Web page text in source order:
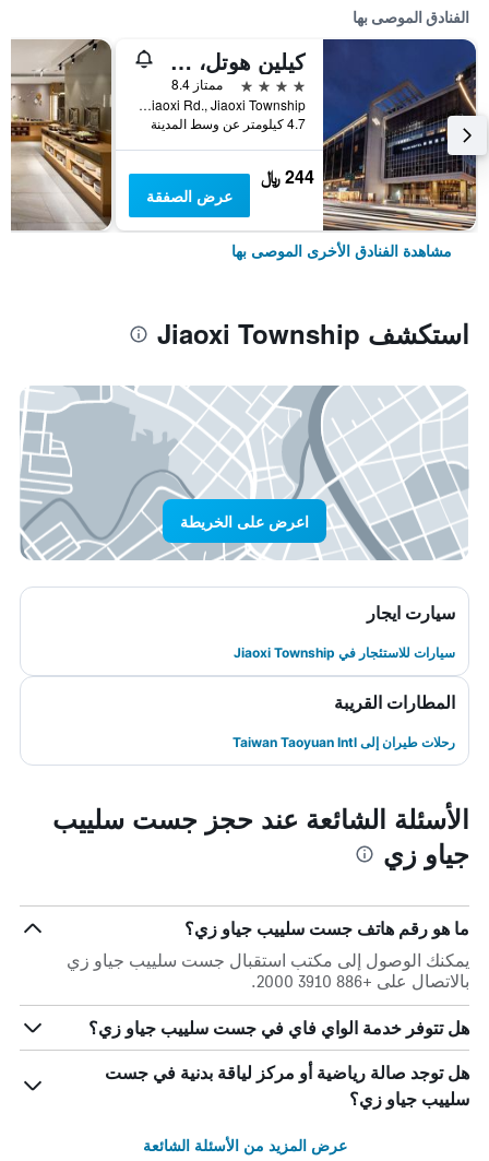
الفنادق الموصى بها
كيلين هوتل، جياوشي
4 نجوم
ممتاز 8.4
No.116, Sec. 5, Jiaoxi Rd., Jiaoxi Township, تايوان
4.7 كيلومتر عن وسط المدينة
244 ﷼
عرض الصفقة
مشاهدة الفنادق الأخرى الموصى بها
استكشف Jiaoxi Township
اعرض على الخريطة
سيارت ايجار
سيارات للاستئجار في Jiaoxi Township
المطارات القريبة
رحلات طيران إلى Taiwan Taoyuan Intl
الأسئلة الشائعة عند حجز جست سلييب
جياو زي
ما هو رقم هاتف جست سلييب جياو زي؟
يمكنك الوصول إلى مكتب استقبال جست سلييب جياو زي
بالاتصال على +886 3910 2000.
هل تتوفر خدمة الواي فاي في جست سلييب جياو زي؟
هل توجد صالة رياضية أو مركز لياقة بدنية في جست
سلييب جياو زي؟
عرض المزيد من الأسئلة الشائعة